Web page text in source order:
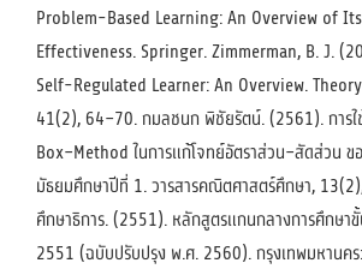
Problem-Based Learning: An Overview of
Effectiveness. Springer. Zimmerman, B. J.
Self-Regulated Learner: An Overview.
41(2), 64–70. กมลชนก พิชัยรัตน์. (2561). การ
Box–Method ในการแก้โจทย์อัตราส่วน–สัดส่วน ข
มัธยมศึกษาปีที่ 1. วารสารคณิตศาสตร์ศึกษา,
ศึกษาธิการ. (2551). หลักสูตรแกนกลางการศึกษา
2551 (ฉบับปรับปรุง พ.ศ. 2560). กรุงเทพมหานค